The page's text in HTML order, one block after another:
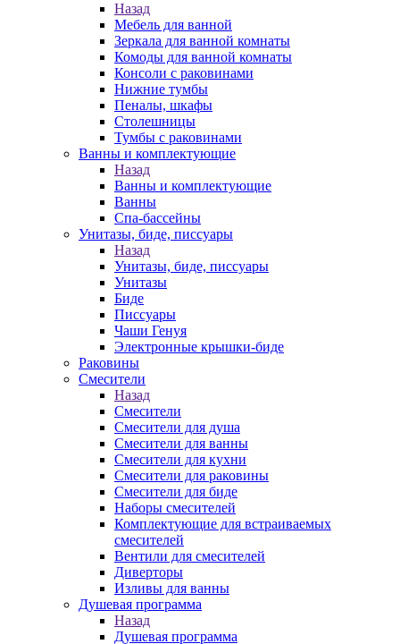
Назад
Мебель для ванной
Зеркала для ванной комнаты
Комоды для ванной комнаты
Консоли с раковинами
Нижние тумбы
Пеналы, шкафы
Столешницы
Тумбы с раковинами
Ванны и комплектующие
Назад
Ванны и комплектующие
Ванны
Спа-бассейны
Унитазы, биде, писсуары
Назад
Унитазы, биде, писсуары
Унитазы
Биде
Писсуары
Чаши Генуя
Электронные крышки-биде
Раковины
Смесители
Назад
Смесители
Смесители для душа
Смесители для ванны
Смесители для кухни
Смесители для раковины
Смесители для биде
Наборы смесителей
Комплектующие для встраиваемых
смесителей
Вентили для смесителей
Диверторы
Изливы для ванны
Душевая программа
Назад
Душевая программа